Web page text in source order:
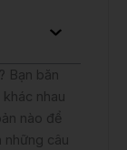
? Bạn băn
nhau
nào để
những câu